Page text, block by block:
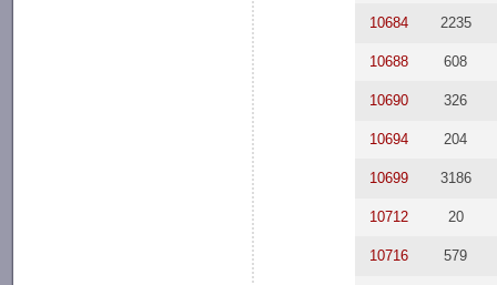
10684 2235
10688 608
10690 326
10694 204
10699 3186
10712 20
10716 579